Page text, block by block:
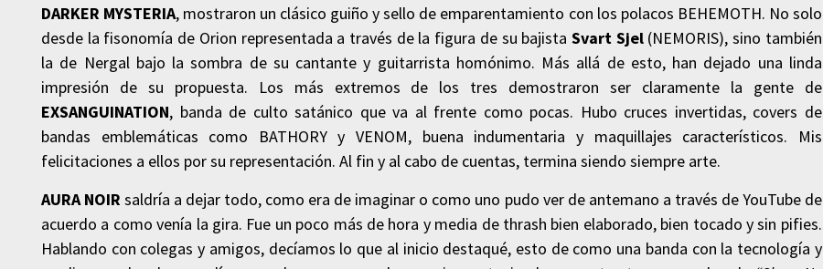
DARKER MYSTERIA, mostraron un clásico guiño y sello de emparentamiento con los polacos BEHEMOTH. No solo
desde la fisonomía de Orion representada a través de la figura de su bajista Svart Sjel (NEMORIS), sino también
la de Nergal bajo la sombra de su cantante y guitarrista homónimo. Más allá de esto, han dejado una linda
impresión de su propuesta. Los más extremos de los tres demostraron ser claramente la gente de
EXSANGUINATION, banda de culto satánico que va al frente como pocas. Hubo cruces invertidas, covers de
bandas emblemáticas como BATHORY y VENOM, buena indumentaria y maquillajes característicos. Mis
felicitaciones a ellos por su representación. Al fin y al cabo de cuentas, termina siendo siempre arte.
AURA NOIR saldría a dejar todo, como era de imaginar o como uno pudo ver de antemano a través de YouTube de
acuerdo a como venía la gira. Fue un poco más de hora y media de thrash bien elaborado, bien tocado y sin pifies.
Hablando con colegas y amigos, decíamos lo que al inicio destaqué, esto de como una banda con la tecnología y